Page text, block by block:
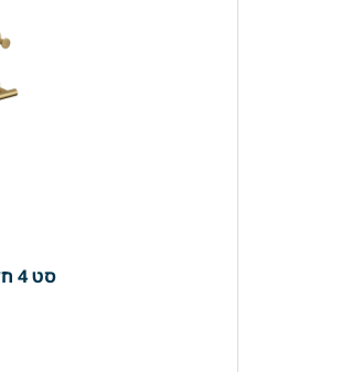
סט 4 חלקים למקלחת | 3 קולבים + מחזיק נייר (מוט מגבת רחצה 40 ס"מ) *בהדבקה* | זהב מוברש | מק"ט 203BG